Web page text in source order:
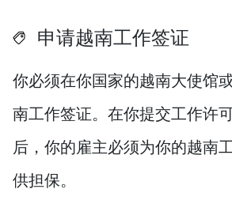
申请越南工作签证
你必须在你国家的越南大使馆
南工作签证。在你提交工作许
后，你的雇主必须为你的越南
供担保。